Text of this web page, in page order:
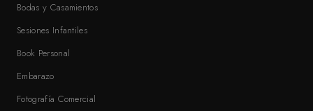
Bodas y Casamientos
Sesiones Infantiles
Book Personal
Embarazo
Fotografía Comercial